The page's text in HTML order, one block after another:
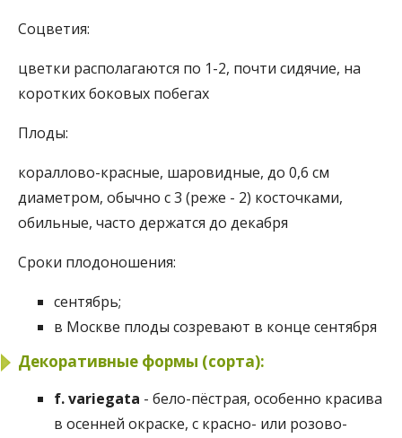
Соцветия:
цветки располагаются по 1-2, почти сидячие, на
коротких боковых побегах
Плоды:
кораллово-красные, шаровидные, до 0,6 см
диаметром, обычно с 3 (реже - 2) косточками,
обильные, часто держатся до декабря
Сроки плодоношения:
сентябрь;
в Москве плоды созревают в конце сентября
Декоративные формы (сорта):
f. variegata - бело-пёстрая, особенно красива
в осенней окраске, с красно- или розово-